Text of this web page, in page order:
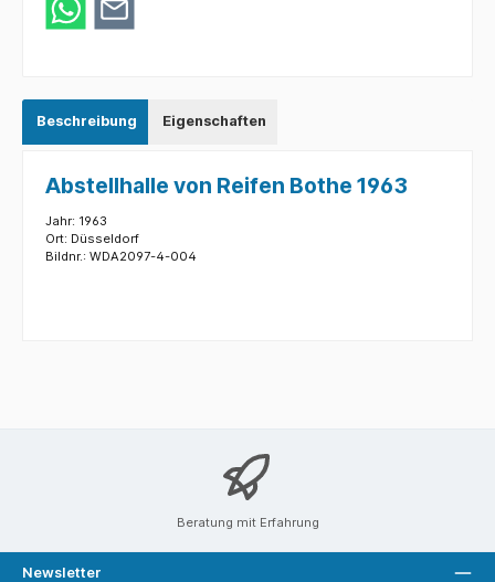
Beschreibung Eigenschaften
Abstellhalle von Reifen Bothe 1963
Jahr: 1963
Ort: Düsseldorf
Bildnr.: WDA2097-4-004
Beratung mit Erfahrung
Newsletter